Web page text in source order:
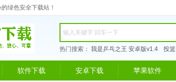
绿色安全下载站！
热门搜索： 我是乒乓之王 安卓版v1.4 投
软件下载 安卓下载 苹果软件